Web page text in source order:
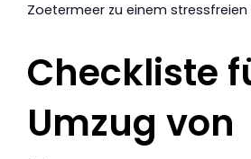
Zoetermeer zu einem stressfreien
Checkliste
Umzug von